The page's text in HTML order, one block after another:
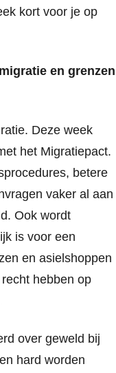
kort voor je op
en grenzen
Deze week
het Migratiepact.
betere
vaker al aan
Ook wordt
is voor een
en asielshoppen
hebben op
over geweld bij
hard worden